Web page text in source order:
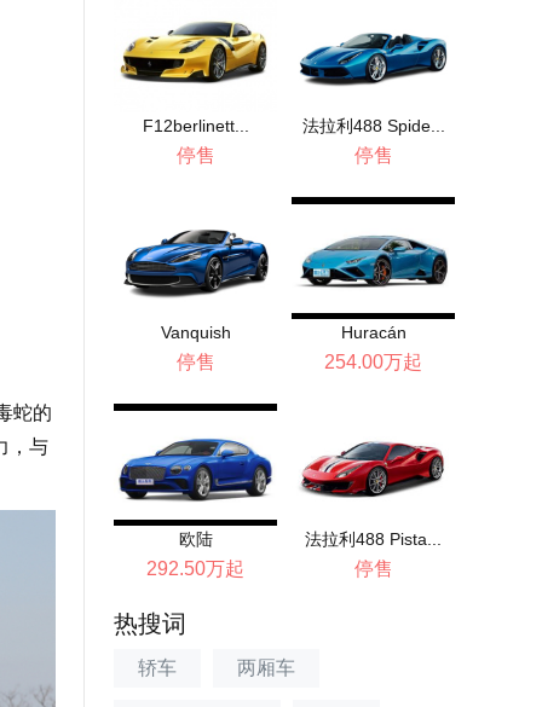
蛇的
，与
F12berlinett...
停售
法拉利488 Spide...
停售
Vanquish
停售
Huracán
254.00万起
欧陆
292.50万起
法拉利488 Pista...
停售
热搜词
轿车 两厢车